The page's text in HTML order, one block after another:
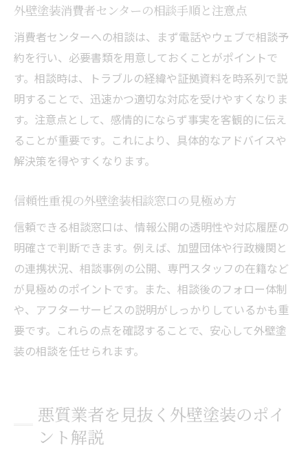
外壁塗装消費者センターの相談手順と注意点
消費者センターへの相談は、まず電話やウェブで相談予
約を行い、必要書類を用意しておくことがポイントで
す。相談時は、トラブルの経緯や証拠資料を時系列で説
明することで、迅速かつ適切な対応を受けやすくなりま
す。注意点として、感情的にならず事実を客観的に伝え
ることが重要です。これにより、具体的なアドバイスや
解決策を得やすくなります。
信頼性重視の外壁塗装相談窓口の見極め方
信頼できる相談窓口は、情報公開の透明性や対応履歴の
明確さで判断できます。例えば、加盟団体や行政機関と
の連携状況、相談事例の公開、専門スタッフの在籍など
が見極めのポイントです。また、相談後のフォロー体制
や、アフターサービスの説明がしっかりしているかも重
要です。これらの点を確認することで、安心して外壁塗
装の相談を任せられます。
悪質業者を見抜く外壁塗装のポイ
ント解説